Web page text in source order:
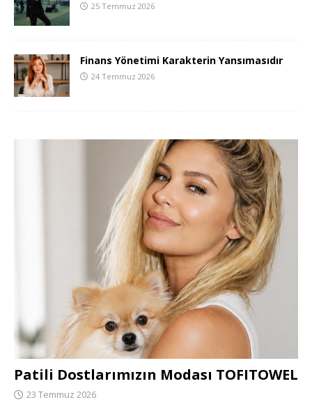
25 Temmuz 2026
Finans Yönetimi Karakterin Yansımasıdır
24 Temmuz 2026
Patili Dostlarımızın Modası TOFITOWEL
23 Temmuz 2026